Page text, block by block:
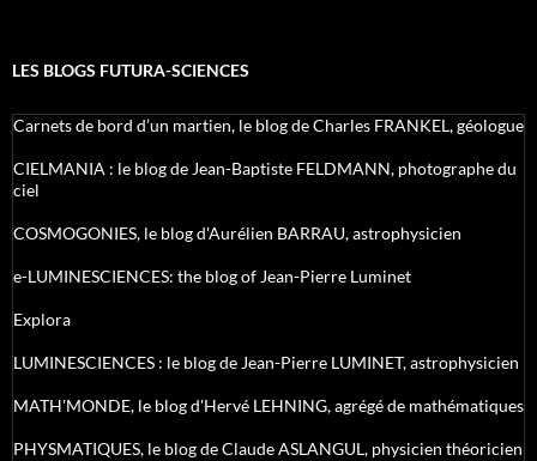
LES BLOGS FUTURA-SCIENCES
Carnets de bord d’un martien, le blog de Charles FRANKEL, géologue
CIELMANIA : le blog de Jean-Baptiste FELDMANN, photographe du
ciel
COSMOGONIES, le blog d'Aurélien BARRAU, astrophysicien
e-LUMINESCIENCES: the blog of Jean-Pierre Luminet
Explora
LUMINESCIENCES : le blog de Jean-Pierre LUMINET, astrophysicien
MATH'MONDE, le blog d'Hervé LEHNING, agrégé de mathématiques
PHYSMATIQUES, le blog de Claude ASLANGUL, physicien théoricien